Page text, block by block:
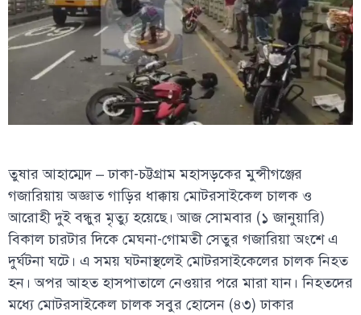
তুষার আহাম্মেদ – ঢাকা-চট্টগ্রাম মহাসড়কের মুন্সীগঞ্জের
গজারিয়ায় অজ্ঞাত গাড়ির ধাক্কায় মোটরসাইকেল চালক ও
আরোহী দুই বন্ধুর মৃত্যু হয়েছে। আজ সোমবার (১ জানুয়ারি)
বিকাল চারটার দিকে মেঘনা-গোমতী সেতুর গজারিয়া অংশে এ
দুর্ঘটনা ঘটে। এ সময় ঘটনাস্থলেই মোটরসাইকেলের চালক নিহত
হন। অপর আহত হাসপাতালে নেওয়ার পরে মারা যান। নিহতদের
মধ্যে মোটরসাইকেল চালক সবুর হোসেন (৪৩) ঢাকার